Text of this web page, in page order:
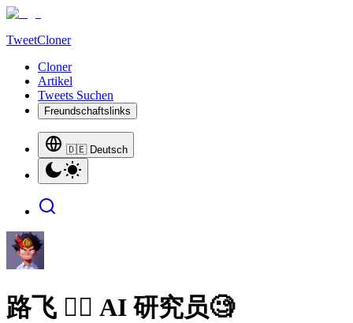
TweetCloner
Cloner
Artikel
Tweets Suchen
Freundschaftslinks
🇩🇪 Deutsch
路飞 🏴‍☠️ AI 研究员🧐